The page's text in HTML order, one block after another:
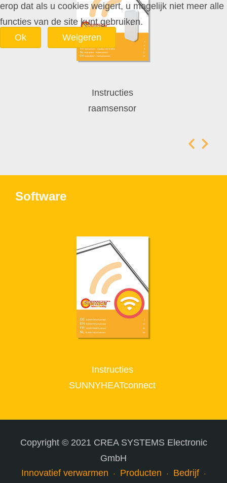
Instructies
raamsensor
Software
Instructies
SUNNYHEATconnect
Copyright © 2021 CREA SYSTEMS Electronic
GmbH
Innovatief verwarmen
Producten
Bedrijf
erop dat als u cookies weigert, u mogelijk niet meer alle
functies van de site kunt gebruiken.
Ok
Weigeren